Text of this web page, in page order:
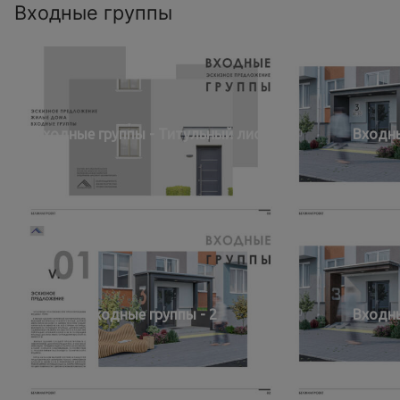
Входные группы
Входные группы - Титульный лист
Входные группы - 2